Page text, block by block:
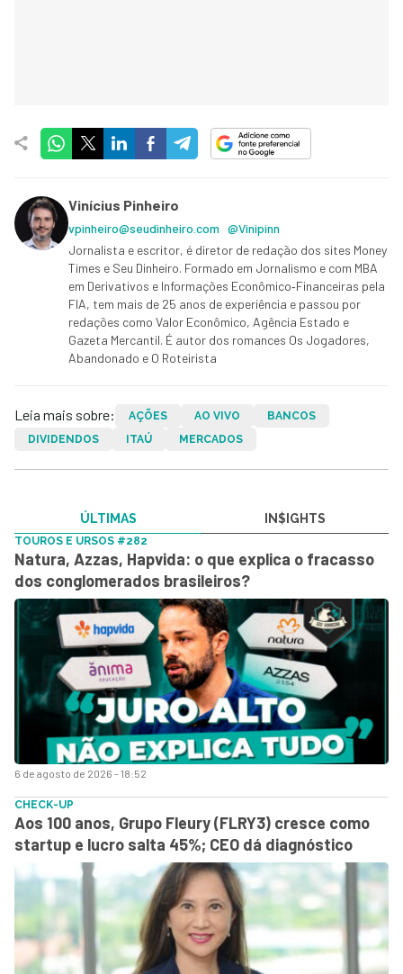
Vinícius Pinheiro
vpinheiro@seudinheiro.com @Vinipinn
Jornalista e escritor, é diretor de redação dos sites Money
Times e Seu Dinheiro. Formado em Jornalismo e com MBA
em Derivativos e Informações Econômico‑Financeiras pela
FIA, tem mais de 25 anos de experiência e passou por
redações como Valor Econômico, Agência Estado e
Gazeta Mercantil. É autor dos romances Os Jogadores,
Abandonado e O Roteirista
Leia mais sobre: AÇÕES AO VIVO
BANCOS
DIVIDENDOS
ITAÚ MERCADOS
ÚLTIMAS IN$IGHTS
6 de agosto de 2026 - 18:52
TOUROS E URSOS #282
Natura, Azzas, Hapvida: o que explica o fracasso
dos conglomerados brasileiros?
CHECK-UP
Aos 100 anos, Grupo Fleury (FLRY3) cresce como
startup e lucro salta 45%; CEO dá diagnóstico